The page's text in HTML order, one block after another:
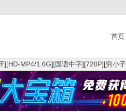
首页
][HD-MP4/1.6G][国语中字][720P][穷小